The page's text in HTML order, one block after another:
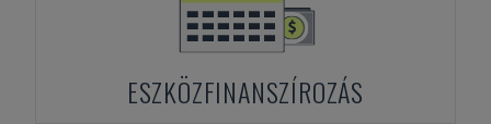
ESZKÖZFINANSZÍROZÁS